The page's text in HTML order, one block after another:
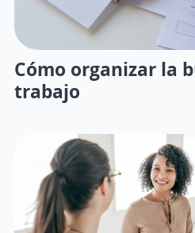
Cómo organizar la
trabajo